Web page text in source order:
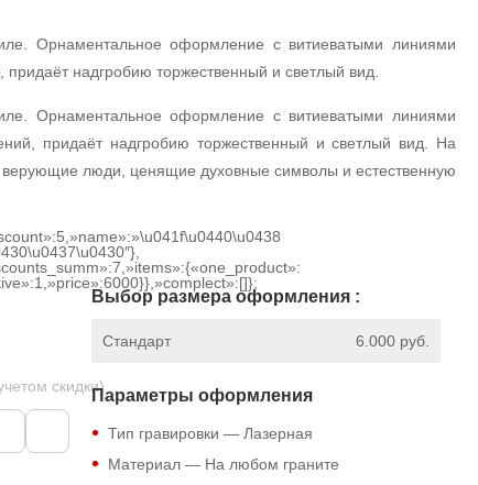
Орнаментальное оформление с витиеватыми линиями
надгробию торжественный и светлый вид.
Орнаментальное оформление с витиеватыми линиями
придаёт надгробию торжественный и светлый вид. На
люди, ценящие духовные символы и естественную
скидки)
Выбор размера оформления :
6.000 руб.
Стандарт
Параметры оформления
Тип гравировки — Лазерная
Материал — На любом граните